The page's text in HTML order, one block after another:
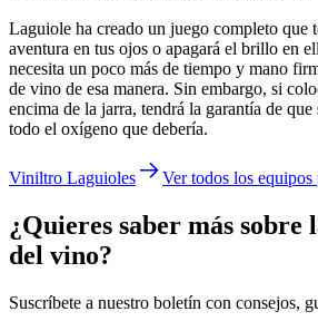
Laguiole ha creado un juego completo que
aventura en tus ojos o apagará el brillo en
necesita un poco más de tiempo y mano
de vino de esa manera. Sin embargo, si
encima de la jarra, tendrá la garantía de
todo el oxígeno que debería.
Viniltro Laguioles Ver todos los equipos
¿Quieres saber más sobre
del vino?
Suscríbete a nuestro boletín con consejos,